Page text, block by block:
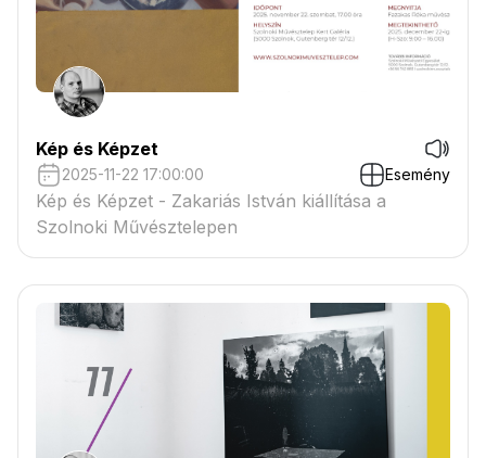
Kép és Képzet
2025-11-22 17:00:00 Esemény
Kép és Képzet - Zakariás István kiállítása a
Szolnoki Művésztelepen